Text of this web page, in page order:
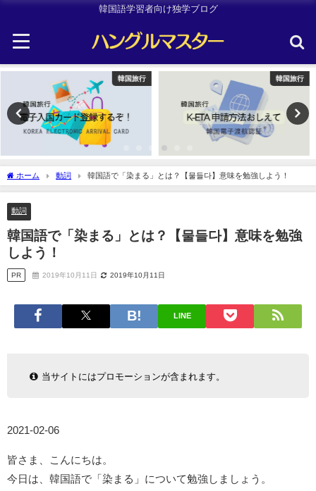
韓国語学習者向け独学ブログ
韓国旅行 TOPIK
ホーム 動詞 韓国語で「染まる」とは？【물들다】意味を勉強しよう！
動詞
韓国語で「染まる」とは？【물들다】意味を勉強
しよう！
PR 2019年10月11日 2019年10月11日
LINE
当サイトにはプロモーションが含まれます。
2021-02-06
皆さま、こんにちは。
今日は、韓国語で「染まる」について勉強しましょう。